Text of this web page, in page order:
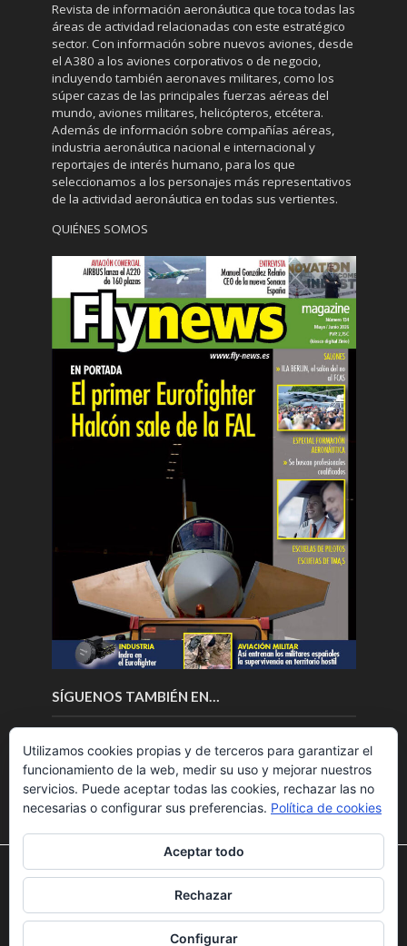
Revista de información aeronáutica que toca todas las
áreas de actividad relacionadas con este estratégico
sector. Con información sobre nuevos aviones, desde
el A380 a los aviones corporativos o de negocio,
incluyendo también aeronaves militares, como los
súper cazas de las principales fuerzas aéreas del
mundo, aviones militares, helicópteros, etcétera.
Además de información sobre compañías aéreas,
industria aeronáutica nacional e internacional y
reportajes de interés humano, para los que
seleccionamos a los personajes más representativos
de la actividad aeronáutica en todas sus vertientes.
QUIÉNES SOMOS
SÍGUENOS TAMBIÉN EN…
Copyright © 2018.Fly News.Noticias aerospacial
UAS aviación comercial
Utilizamos cookies para ofrecerte la mejor experiencia en
nuestra web.
Puedes aprender más sobre qué cookies utilizamos o
desactivarlas en losajustes.
Utilizamos cookies propias y de terceros para garantizar el
funcionamiento de la web, medir su uso y mejorar nuestros
servicios. Puede aceptar todas las cookies, rechazar las no
necesarias o configurar sus preferencias. Política de cookies
Aceptar todo
Rechazar
Configurar